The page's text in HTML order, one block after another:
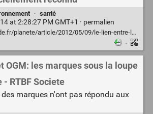
· santé
at 2:28:27 PM GMT+1 · permalien
09/le-lien-entre-la-maladie-de-parkinson-et-les-pesticides-officiellement-reconnu_1698543_3244.html
·
OGM: les marques sous la loupe
- RTBF Societe
marques n'ont pas répondu aux